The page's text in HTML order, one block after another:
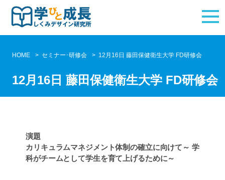
HOME セミナー･研修会 12月16日 藤田保健衛生大学 FD研修会
12月16日 藤田保健衛生大学 FD研修会
演題
カリキュラムマネジメント体制の確立に向けて～ 学
科がチームとして学生を育て上げるために～